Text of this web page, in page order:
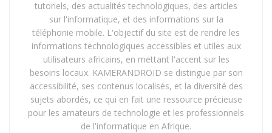
parce qu’ils craignaient que cela n’aggrave leur
situation, surtout s’ils connaissent la personne dans la
vraie vie.
Source :
Cnet.com
CnetFrance.fr
Étiquettes :
Facebook
Instagram
tutoriels, des actualités technologiques, des articles
sur l'informatique, et des informations sur la
téléphonie mobile. L'objectif du site est de rendre les
informations technologiques accessibles et utiles aux
utilisateurs africains, en mettant l'accent sur les
besoins locaux. KAMERANDROID se distingue par son
accessibilité, ses contenus localisés, et la diversité des
sujets abordés, ce qui en fait une ressource précieuse
pour les amateurs de technologie et les professionnels
de l'informatique en Afrique.